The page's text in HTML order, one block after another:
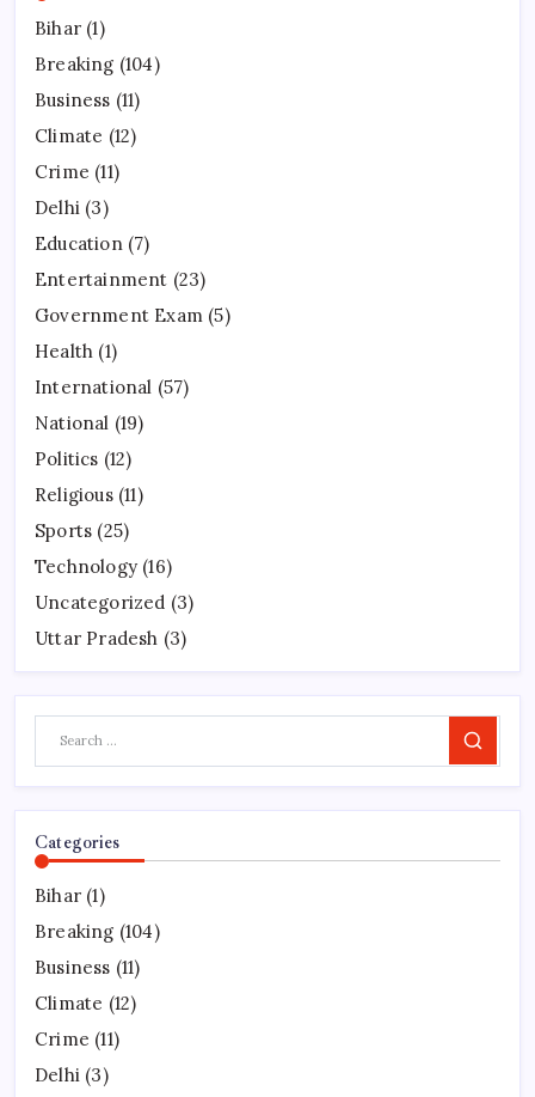
Bihar (1)
Breaking (104)
Business (11)
Climate (12)
Crime (11)
Delhi (3)
Education (7)
Entertainment (23)
Government Exam (5)
Health (1)
International (57)
National (19)
Politics (12)
Religious(11)
Sports (25)
Technology (16)
Uncategorized (3)
Uttar Pradesh (3)
Search
Categories
Bihar (1)
Breaking (104)
Business (11)
Climate (12)
Crime (11)
Delhi (3)